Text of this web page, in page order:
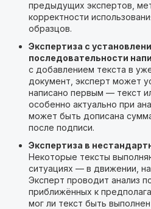
предыдущих экспертов,
корректности
образцов.
Экспертиза с
последовательности
с добавлением текста в
документ, эксперт может
написано первым — текст
особенно актуально при
может быть дописана
после подписи.
Экспертиза в
Некоторые тексты
ситуациях — в движении,
Эксперт проводит анализ
приближённых к
мог ли текст быть